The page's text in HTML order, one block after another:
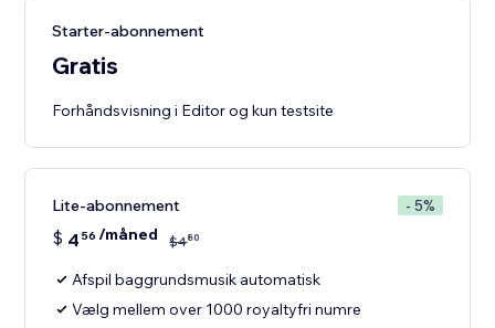
Starter-abonnement
Gratis
Forhåndsvisning i Editor og kun testsite
Lite-abonnement - 5%
$ 4 56 /måned $480
Afspil baggrundsmusik automatisk
Vælg mellem over 1000 royaltyfri numre